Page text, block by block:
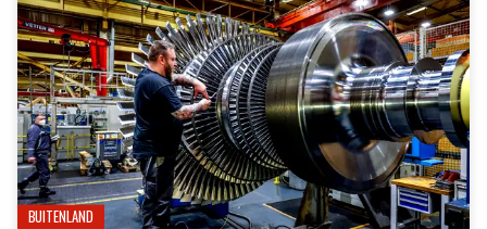
BUITENLAND